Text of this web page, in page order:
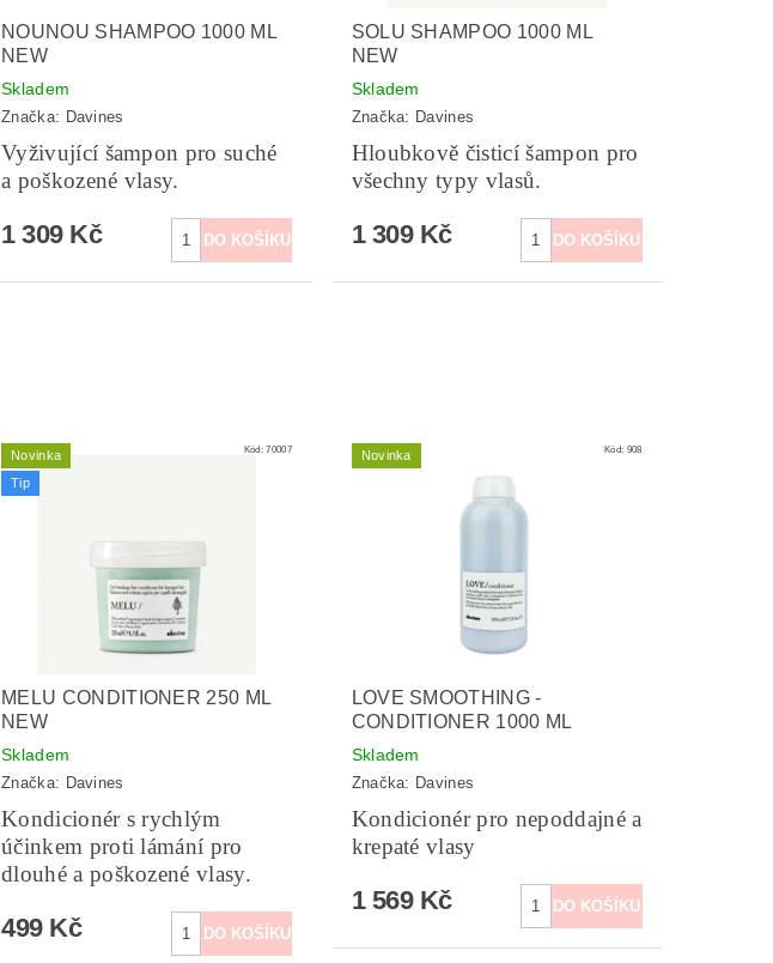
NOUNOU SHAMPOO 1000 ML
NEW
Skladem
Značka: Davines
Vyživující šampon pro suché
a poškozené vlasy.
1 309 Kč
SOLU SHAMPOO 1000 ML
NEW
Skladem
Značka: Davines
Hloubkově čisticí šampon pro
všechny typy vlasů.
1 309 Kč
Novinka
Tip
Kód:70007
MELU CONDITIONER 250 ML
NEW
Skladem
Značka: Davines
Kondicionér s rychlým
účinkem proti lámání pro
dlouhé a poškozené vlasy.
499 Kč
Novinka Kód: 908
LOVE SMOOTHING -
CONDITIONER 1000 ML
Skladem
Značka: Davines
Kondicionér pro nepoddajné a
krepaté vlasy
1 569 Kč